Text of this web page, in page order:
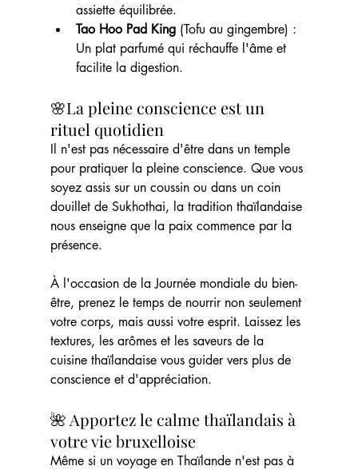
assiette équilibrée.
Tao Hoo Pad King (Tofu au gingembre) :
Un plat parfumé qui réchauffe l'âme et
facilite la digestion.
🌸La pleine conscience est un
rituel quotidien
Il n'est pas nécessaire d'être dans un temple
pour pratiquer la pleine conscience. Que vous
soyez assis sur un coussin ou dans un coin
douillet de Sukhothai, la tradition thaïlandaise
nous enseigne que la paix commence par la
présence.
À l'occasion de la Journée mondiale du bien-
être, prenez le temps de nourrir non seulement
votre corps, mais aussi votre esprit. Laissez les
textures, les arômes et les saveurs de la
cuisine thaïlandaise vous guider vers plus de
conscience et d'appréciation.
🌺 Apportez le calme thaïlandais à
votre vie bruxelloise
Même si un voyage en Thaïlande n'est pas à